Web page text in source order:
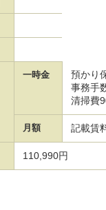
一時金
預かり
事務手
清掃費
月額 記載賃
110,990円